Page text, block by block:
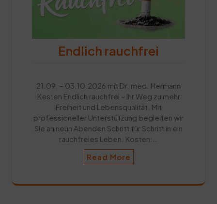
Endlich rauchfrei
21.09. – 03.10.2026 mit Dr. med. Hermann
Kesten Endlich rauchfrei – Ihr Weg zu mehr
Freiheit und Lebensqualität. Mit
professioneller Unterstützung begleiten wir
Sie an neun Abenden Schritt für Schritt in ein
rauchfreies Leben. Kosten:…
Read More